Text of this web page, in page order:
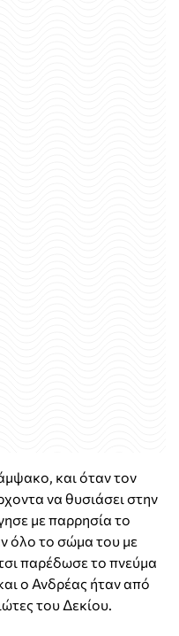
και όταν τον
να θυσιάσει στην
με παρρησία το
όλο το σώμα του με
παρέδωσε το πνεύμα
ο Ανδρέας ήταν από
του Δεκίου.